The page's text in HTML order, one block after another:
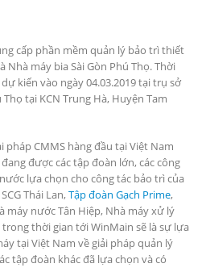
cấp phần mềm quản lý bảo trì thiết
máy bia Sài Gòn Phú Thọ. Thời
kiến vào ngày 04.03.2019 tại trụ sở
tại KCN Trung Hà, Huyện Tam
CMMS hàng đầu tại Việt Nam
được các tập đoàn lớn, các công
lựa chọn cho công tác bảo trì của
Thái Lan,Tập đoàn Gạch Prime,
máy nước Tân Hiệp, Nhà máy xử lý
thời gian tới WinMain sẽ là sự lựa
tại Việt Nam về giải pháp quản lý
tập đoàn khác đã lựa chọn và có